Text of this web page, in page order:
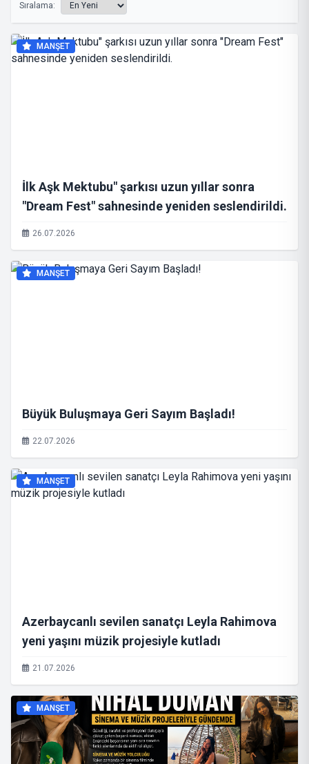
Sıralama:
MANŞET
İlk Aşk Mektubu" şarkısı uzun yıllar sonra
"Dream Fest" sahnesinde yeniden seslendirildi.
26.07.2026
MANŞET
Büyük Buluşmaya Geri Sayım Başladı!
22.07.2026
MANŞET
Azerbaycanlı sevilen sanatçı Leyla Rahimova
yeni yaşını müzik projesiyle kutladı
21.07.2026
MANŞET